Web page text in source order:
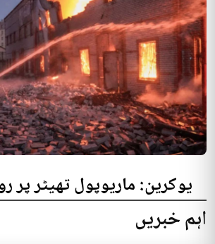
یوکرین: ماریوپول تھیٹر پر
300 افراد کی ہلاکت کا خدشہ
اہم خبریں